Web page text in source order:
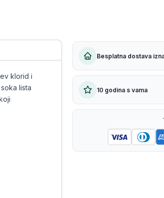
Besplatna dostava
10 godina s vama
klorid i
lista